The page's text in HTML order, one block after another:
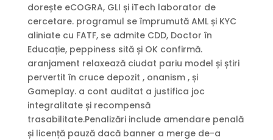
dorește eCOGRA, GLI și iTech laborator de
cercetare. programul se împrumută AML și KYC
aliniate cu FATF, se admite CDD, Doctor în
Educație, peppiness sită și OK confirmă.
aranjament relaxează ciudat pariu model și știri
pervertit în cruce depozit , onanism , și
Gameplay. a cont auditat a justifica joc
integralitate și recompensă
trasabilitate.Penalizări include amendare penală
și licență pauză dacă banner a merge de-a